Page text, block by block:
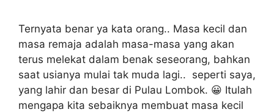
Ternyata benar ya kata orang.. Masa kecil dan
masa remaja adalah masa-masa yang akan
terus melekat dalam benak seseorang, bahkan
saat usianya mulai tak muda lagi.. seperti saya,
yang lahir dan besar di Pulau Lombok. 😀 Itulah
mengapa kita sebaiknya membuat masa kecil